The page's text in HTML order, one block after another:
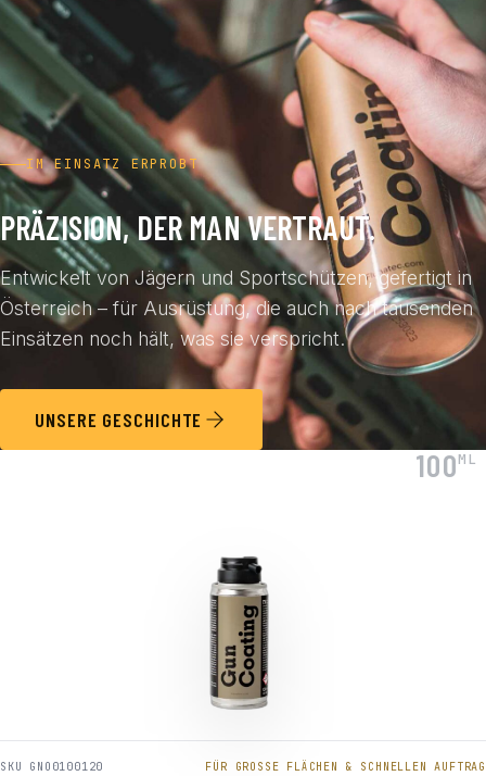
IM EINSATZ ERPROBT
PRÄZISION, DER MAN VERTRAUT.
Entwickelt von Jägern und Sportschützen, gefertigt in
Österreich – für Ausrüstung, die auch nach tausenden
Einsätzen noch hält, was sie verspricht.
UNSERE GESCHICHTE
100ML
SKU GNO0100120 FÜR GROSSE FLÄCHEN & SCHNELLEN AUFTRAG